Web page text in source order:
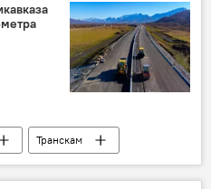
Транскам